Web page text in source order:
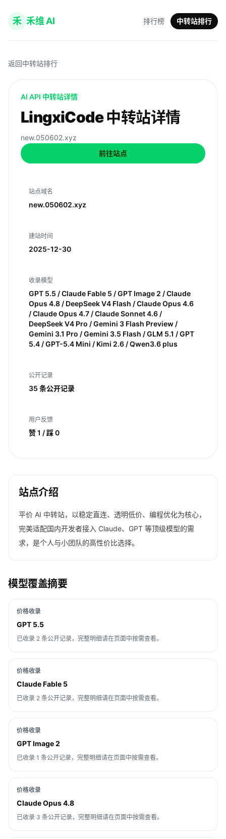
禾 禾维 AI 排行榜 中转站排行
返回中转站排行
AI API 中转站详情
LingxiCode 中转站详情
new.050602.xyz
前往站点
站点域名
new.050602.xyz
建站时间
2025-12-30
收录模型
GPT 5.5 / Claude Fable 5 / GPT Image 2 / Claude
Opus 4.8 / DeepSeek V4 Flash / Claude Opus 4.6
/ Claude Opus 4.7 / Claude Sonnet 4.6 /
DeepSeek V4 Pro / Gemini 3 Flash Preview /
Gemini 3.1 Pro / Gemini 3.5 Flash / GLM 5.1 / GPT
5.4 / GPT-5.4 Mini / Kimi 2.6 / Qwen3.6 plus
公开记录
35 条公开记录
用户反馈
赞 1 / 踩 0
站点介绍
平价 AI 中转站，以稳定直连、透明低价、编程优化为核心，
完美适配国内开发者接入 Claude、GPT 等顶级模型的需
求，是个人与小团队的高性价比选择。
模型覆盖摘要
价格收录
GPT 5.5
已收录 2 条公开记录，完整明细请在页面中按需查看。
价格收录
Claude Fable 5
已收录 2 条公开记录，完整明细请在页面中按需查看。
价格收录
GPT Image 2
已收录 1 条公开记录，完整明细请在页面中按需查看。
价格收录
Claude Opus 4.8
已收录 3 条公开记录，完整明细请在页面中按需查看。